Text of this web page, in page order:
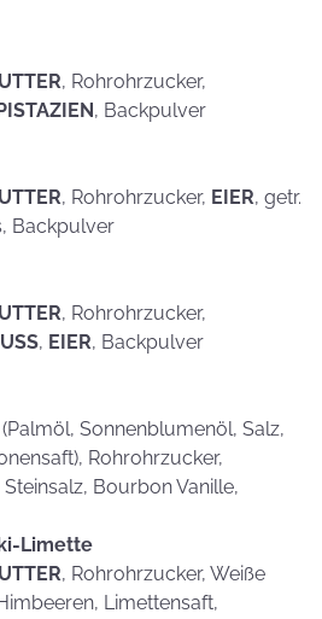
, Rohrohrzucker,
, Backpulver
, Rohrohrzucker, EIER, getr.
Backpulver
, Rohrohrzucker,
, EIER, Backpulver
Sonnenblumenöl, Salz,
Rohrohrzucker,
Bourbon Vanille,
Limette
, Rohrohrzucker, Weiße
Limettensaft,